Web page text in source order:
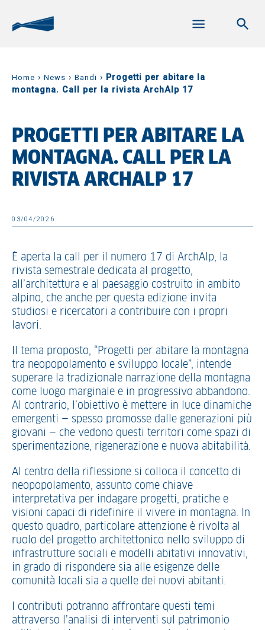
Home › News › Bandi › Progetti per abitare la
montagna. Call per la rivista ArchAlp 17
PROGETTI PER ABITARE LA
MONTAGNA. CALL PER LA
RIVISTA ARCHALP 17
03/04/2026
È aperta la call per il numero 17 di ArchAlp, la
rivista semestrale dedicata al progetto,
all’architettura e al paesaggio costruito in ambito
alpino, che anche per questa edizione invita
studiosi e ricercatori a contribuire con i propri
lavori.
Il tema proposto, “Progetti per abitare la montagna
tra neopopolamento e sviluppo locale”, intende
superare la tradizionale narrazione della montagna
come luogo marginale e in progressivo abbandono.
Al contrario, l’obiettivo è mettere in luce dinamiche
emergenti — spesso promosse dalle generazioni più
giovani — che vedono questi territori come spazi di
sperimentazione, rigenerazione e nuova abitabilità.
Al centro della riflessione si colloca il concetto di
neopopolamento, assunto come chiave
interpretativa per indagare progetti, pratiche e
visioni capaci di ridefinire il vivere in montagna. In
questo quadro, particolare attenzione è rivolta al
ruolo del progetto architettonico nello sviluppo di
infrastrutture sociali e modelli abitativi innovativi,
in grado di rispondere sia alle esigenze delle
comunità locali sia a quelle dei nuovi abitanti.
I contributi potranno affrontare questi temi
attraverso l’analisi di interventi sul patrimonio